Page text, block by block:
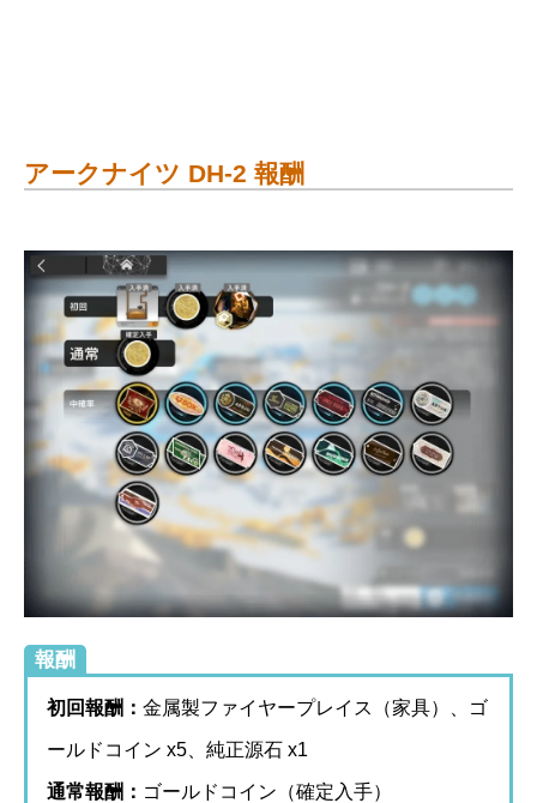
アークナイツ DH-2 報酬
報酬
初回報酬： 金属製ファイヤープレイス（家具）、ゴ
ールドコイン x5、純正源石 x1
通常報酬： ゴールドコイン（確定入手）